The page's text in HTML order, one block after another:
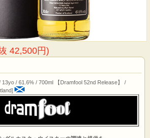
42,500円)
13yo / 61.6% / 700ml 【Dramfool 52nd Release】 /